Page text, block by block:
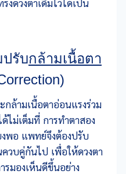
งดวงตาเดิมไว้ได้เป็น
รับกล้ามเนื้อตา
กล้ามเนื้อตาอ่อนแรงร่วม
ไม่เต็มที่ การทำตาสอง
งพอ แพทย์จึงต้องปรับ
วบคู่กันไป เพื่อให้ดวงตา
รมองเห็นดีขึ้นอย่าง